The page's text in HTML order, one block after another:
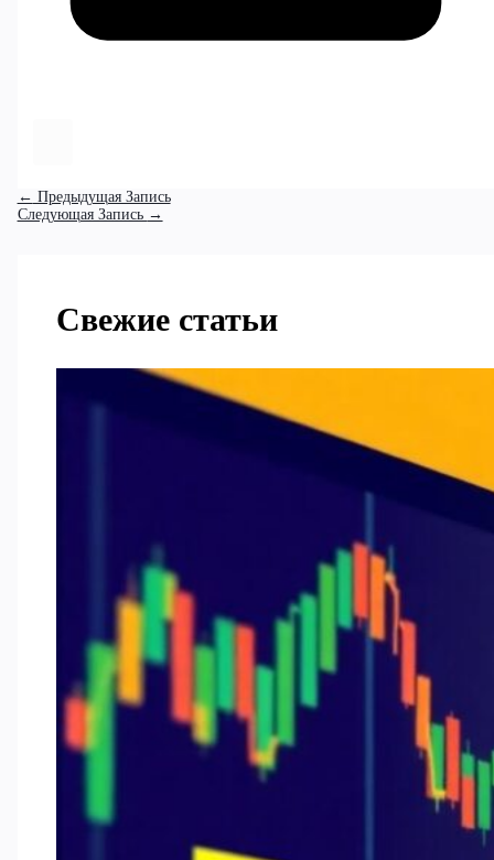
← Предыдущая Запись
Следующая Запись →
Свежие статьи